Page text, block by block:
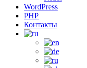
WordPress
PHP
Контакты